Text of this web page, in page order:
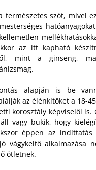
természetes szót, mivel
az itt kapható
mint a ginseng,
alapján is be
az élénkítőket a 18-
korosztály képviselői is.
vagy bukik, hogy
éppen az indíttatás
vágykeltő alkalmazása
ötletnek.